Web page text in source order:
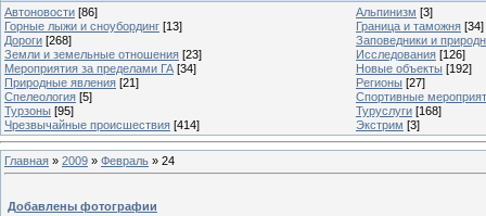
Автоновости [86] Альпинизм [3]
Горные лыжи и сноубординг [13] Граница и таможня [34]
Дороги [268]
Заповедники и
Земли и земельные отношения [23] Исследования [126]
Мероприятия за пределами ГА [34] Новые объекты [192]
Природные явления [21] Регионы [27]
Спелеология [5]
Спортивные
Турзоны [95] Туруслуги [168]
Чрезвычайные происшествия [414] Экстрим [3]
Главная » 2009 » Февраль » 24
Добавлены фотографии